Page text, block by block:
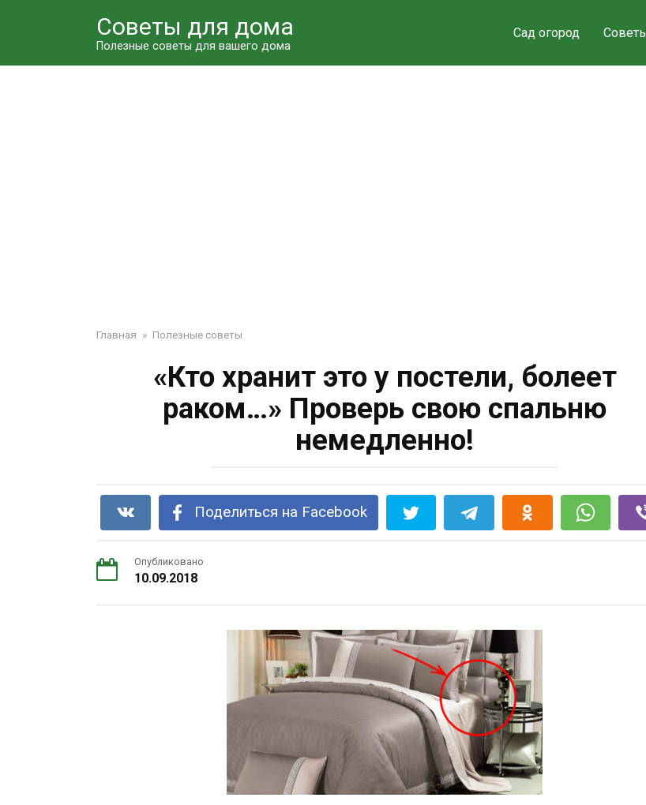
Советы для дома
Полезные советы для вашего дома
Сад огород
Главная » Полезные советы
«Кто хранит это у постели, болеет
раком…» Проверь свою спальню
немедленно!
Поделиться на Facebook
Опубликовано
10.09.2018